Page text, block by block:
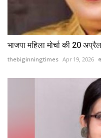
भाजपा महिला मोर्चा की 20
thebiginningtimes Apr 19, 2026